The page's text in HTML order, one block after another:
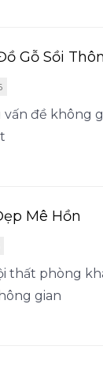
Gỗ Sồi
vấn đề
Mê Hồn
thất phòng
gian